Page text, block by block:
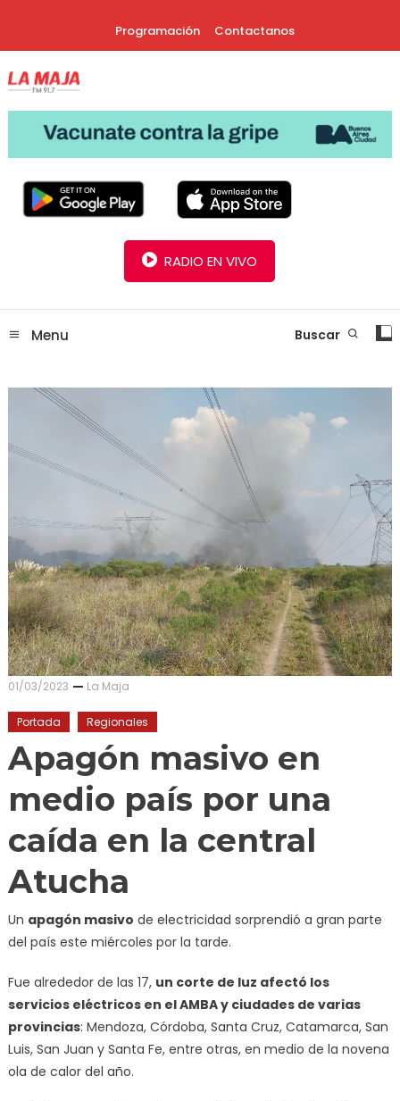
Programación Contactanos
Radio La Maja
RADIO EN VIVO
Menu Buscar
01/03/2023 La Maja
Portada Regionales
Apagón masivo en
medio país por una
caída en la central
Atucha
Un apagón masivo de electricidad sorprendió a gran parte
del país este miércoles por la tarde.
Fue alrededor de las 17, un corte de luz afectó los
servicios eléctricos en el AMBA y ciudades de varias
provincias: Mendoza, Córdoba, Santa Cruz, Catamarca, San
Luis, San Juan y Santa Fe, entre otras, en medio de la novena
ola de calor del año.